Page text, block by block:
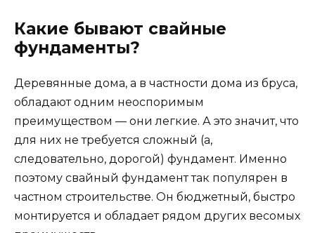
Какие бывают свайные
фундаменты?
Деревянные дома, а в частности дома из бруса,
обладают одним неоспоримым
преимуществом — они легкие. А это значит, что
для них не требуется сложный (а,
следовательно, дорогой) фундамент. Именно
поэтому свайный фундамент так популярен в
частном строительстве. Он бюджетный, быстро
монтируется и обладает рядом других весомых